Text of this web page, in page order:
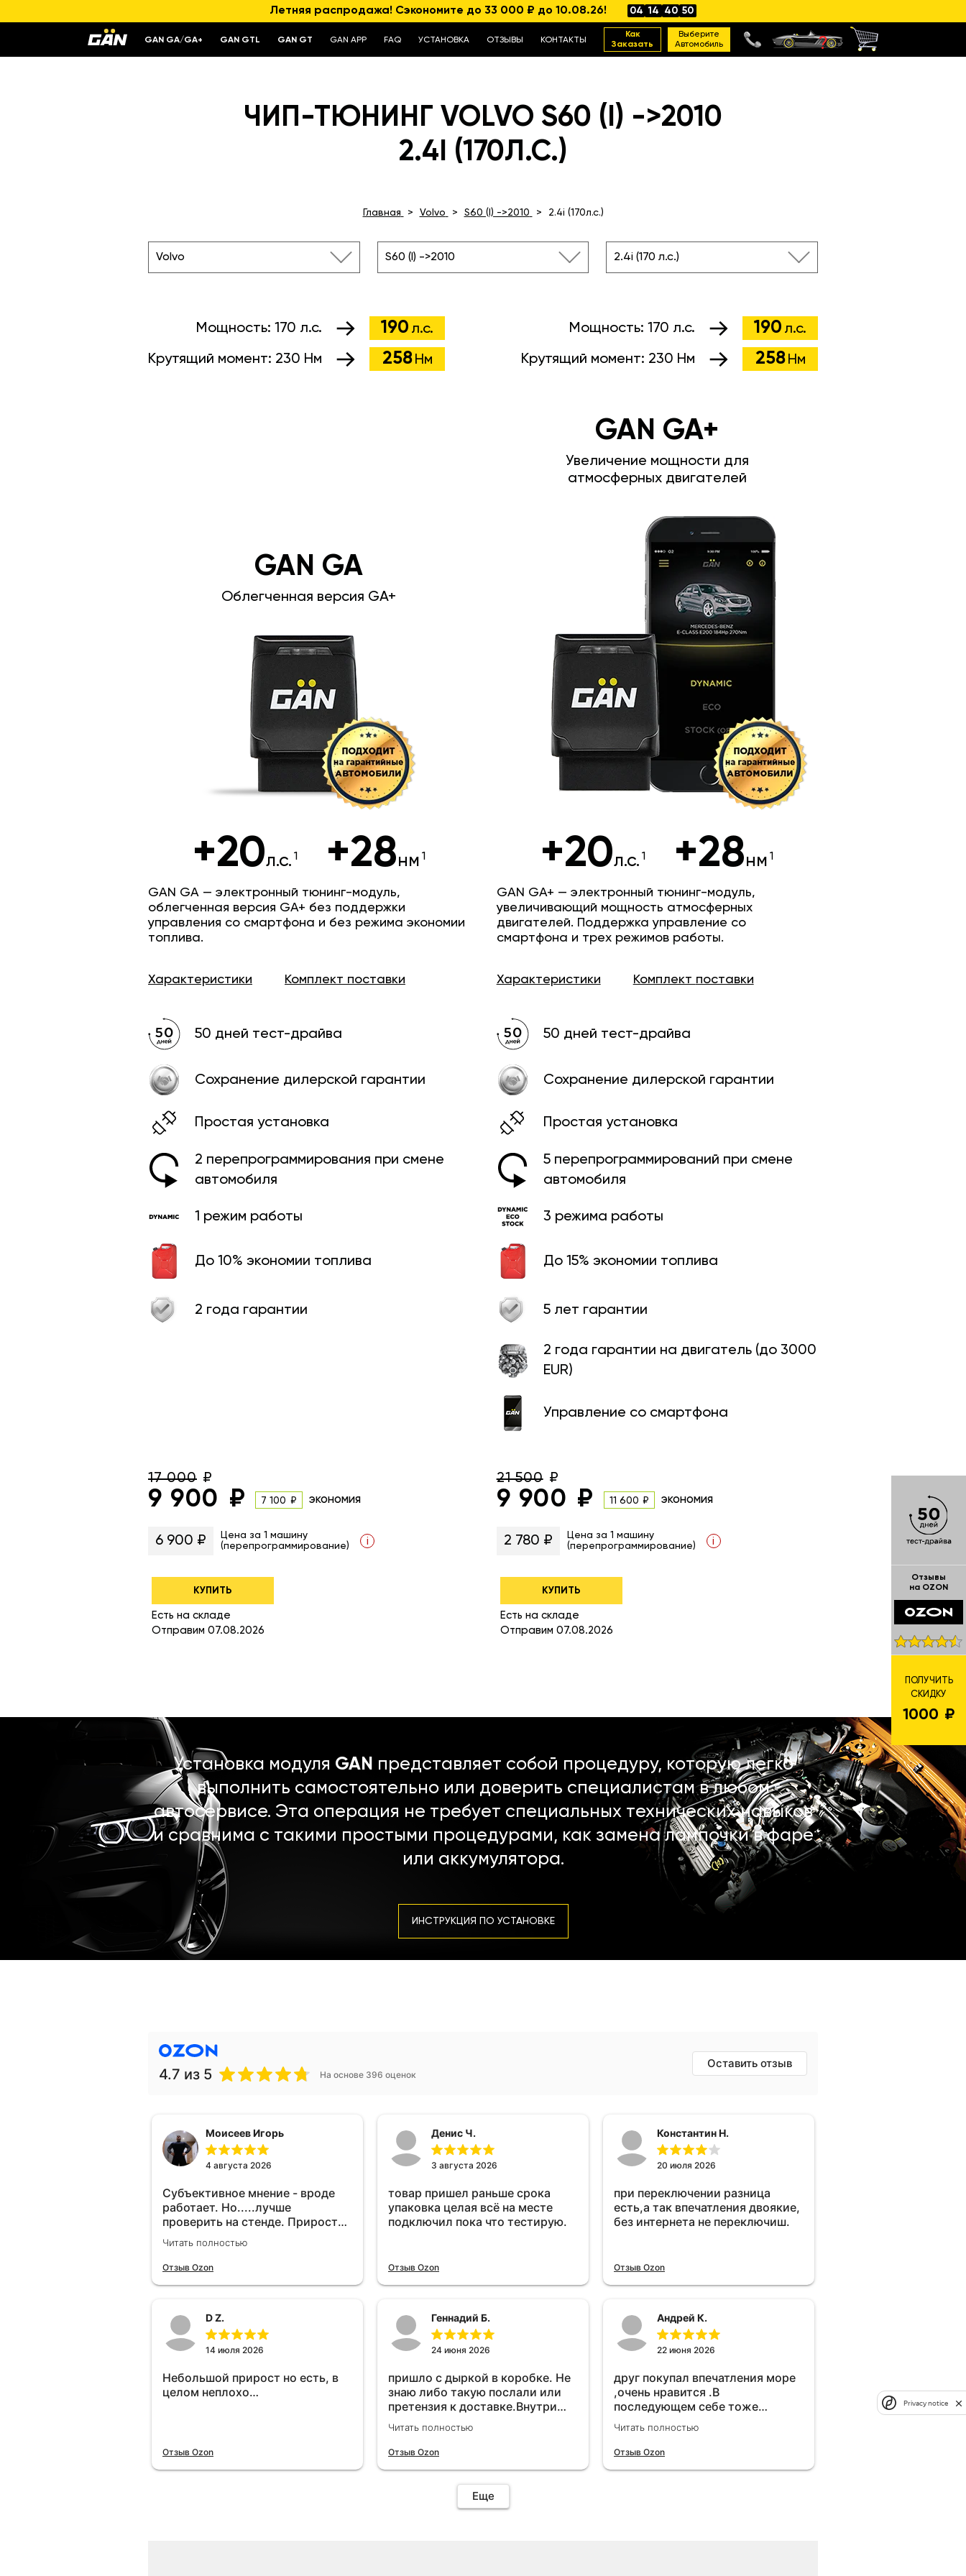
Летняя распродажа! Сэкономите до 33 000 ₽ до 10.08.26! 04 14 40 49
GAN GA/GA+ GAN GTL GAN GT GAN APP FAQ УСТАНОВКА ОТЗЫВЫ КОНТАКТЫ
Как
Заказать
Выберите
Автомобиль
ЧИП-ТЮНИНГ VOLVO S60 (I) ->2010
2.4I (170Л.С.)
Главная Volvo S60 (I) ->2010 2.4i (170л.с.)
Volvo S60 (I) ->2010 2.4i (170 л.с.)
Мощность: 170 л.с. 190 л.с.
Крутящий момент: 230 Нм 258 Нм
Мощность: 170 л.с. 190 л.с.
Крутящий момент: 230 Нм 258 Нм
GAN GA+
Увеличение мощности для
атмосферных двигателей
+20л.с. +28нм
GAN GA+ — электронный тюнинг-модуль,
увеличивающий мощность атмосферных
двигателей. Поддержка управление со
смартфона и трех режимов работы.
Характеристики Комплект поставки
50 дней тест-драйва
Сохранение дилерской гарантии
Простая установка
5 перепрограмми­рований при смене
автомобиля
3 режима работы
До 15% экономии топлива
5 лет гарантии
2 года гарантии на двигатель (до 3000
EUR)
Управление со смартфона
21 500
9 900 11 600 экономия
2 780 ₽
Цена за 1 машину
(перепрограммирование)
i
КУПИТЬ
Есть на складе
Отправим 07.08.2026
GAN GA
Облегченная версия GA+
+20л.с. +28нм
GAN GA — электронный тюнинг-модуль,
облегченная версия GA+ без поддержки
управления со смартфона и без режима экономии
топлива.
Характеристики Комплект поставки
50 дней тест-драйва
Сохранение дилерской гарантии
Простая установка
2 перепрограмми­рования при смене
автомобиля
1 режим работы
До 10% экономии топлива
2 года гарантии
17 000
9 900 7 100 экономия
6 900 ₽
Цена за 1 машину
(перепрограммирование)
i
КУПИТЬ
Есть на складе
Отправим 07.08.2026
Установка модуля GAN представляет собой процедуру, которую легко
выполнить самостоятельно или доверить специалистам в любом
автосервисе. Эта операция не требует специальных технических навыков
и сравнима с такими простыми процедурами, как замена лампочки в фаре
или аккумулятора.
ИНСТРУКЦИЯ ПО УСТАНОВКЕ
4.7 из 5 На основе 396 оценок
Оставить отзыв
Моисеев Игорь
4 августа 2026
Субъективное мнение - вроде
работает. Но.....лучше
проверить на стенде. Прирост
10-12% "на глаз" уловить очень
сложно. Покатаюсь, потом
отключу и посмотрю, что будет
Читать полностью
Отзыв Ozon
Денис Ч.
3 августа 2026
товар пришел раньше срока
упаковка целая всё на месте
подключил пока что тестирую.
Отзыв Ozon
Константин Н.
20 июля 2026
при переключении разница
есть,а так впечатления двоякие,
без интернета не переключиш.
Отзыв Ozon
D Z.
14 июля 2026
Небольшой прирост но есть, в
целом неплохо…
Отзыв Ozon
Геннадий Б.
24 июня 2026
пришло с дыркой в коробке. Не
знаю либо такую послали или
претензия к доставке.Внутри
вроде всё цело. С первого раза
установить не получается не
знаю может интернет дурит.
отзыв.Дополняю отзыв для
установки необходимо
Читать полностью
Отзыв Ozon
Андрей К.
22 июня 2026
друг покупал впечатления море
,очень нравится .В
последующем себе тоже
приобрел.Реально прибавляет
мощности!
Читать полностью
Отзыв Ozon
Еще
Отзывы
на OZON
ПОЛУЧИТЬ
СКИДКУ
1000
Privacy notice